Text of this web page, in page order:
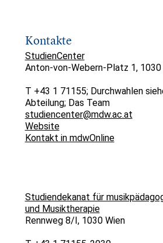
Kontakte
StudienCenter
Anton-von-Webern-Platz 1, 1030
T +43 1 71155; Durchwahlen
Abteilung; Das Team
studiencenter@mdw.ac.at
Website
Kontakt in mdwOnline
Studiendekanat für
und Musiktherapie
Rennweg 8/I, 1030 Wien